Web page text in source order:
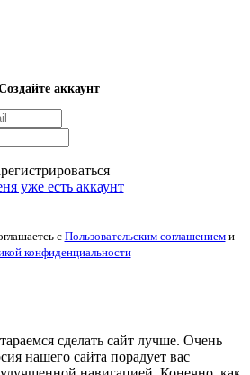
аккаунт
уже есть аккаунт
с Пользовательским соглашениеми
конфиденциальности
сделать сайт лучше. Очень
нашего сайта порадует вас